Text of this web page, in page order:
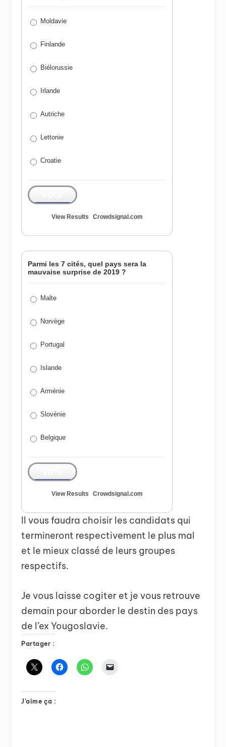
Moldavie
Finlande
Biélorussie
Irlande
Autriche
Lettonie
Croatie
View Results Crowdsignal.com
Parmi les 7 cités, quel pays sera la
mauvaise surprise de 2019 ?
Malte
Norvège
Portugal
Islande
Arménie
Slovénie
Belgique
View Results Crowdsignal.com
Il vous faudra choisir les candidats qui
termineront respectivement le plus mal
et le mieux classé de leurs groupes
respectifs.
Je vous laisse cogiter et je vous retrouve
demain pour aborder le destin des pays
de l’ex Yougoslavie.
Partager :
J’aime ça :